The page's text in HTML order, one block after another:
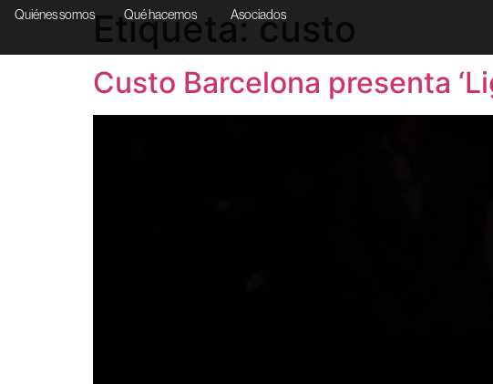
Quiénes somos Qué hacemos Asociados
Etiqueta:custo
Custo Barcelona presenta